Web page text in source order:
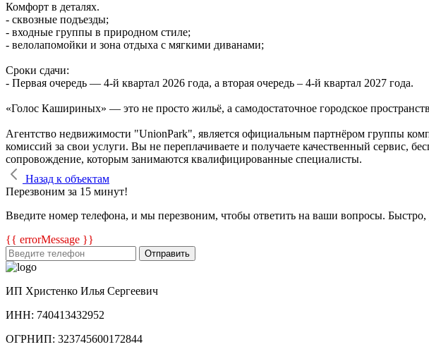
Комфорт в деталях.
- сквозные подъезды;
- входные группы в природном стиле;
- велолапомойки и зона отдыха с мягкими диванами;
Сроки сдачи:
- Первая очередь — 4‑й квартал 2026 года, а вторая очередь – 4-й квартал 2027 года.
«Голос Кашириных» — это не просто жильё, а самодостаточное городское
Агентство недвижимости "UnionPark", является официальным партнёром группы
комиссий за свои услуги. Вы не переплачиваете и получаете качественный сервис,
сопровождение, которым занимаются квалифицированные специалисты.
Назад к объектам
Перезвоним за 15 минут!
Введите номер телефона, и мы перезвоним, чтобы ответить на ваши вопросы. Быстро,
{{ errorMessage }}
Отправить
ИП Христенко Илья Сергеевич
ИНН: 740413432952
ОГРНИП: 323745600172844